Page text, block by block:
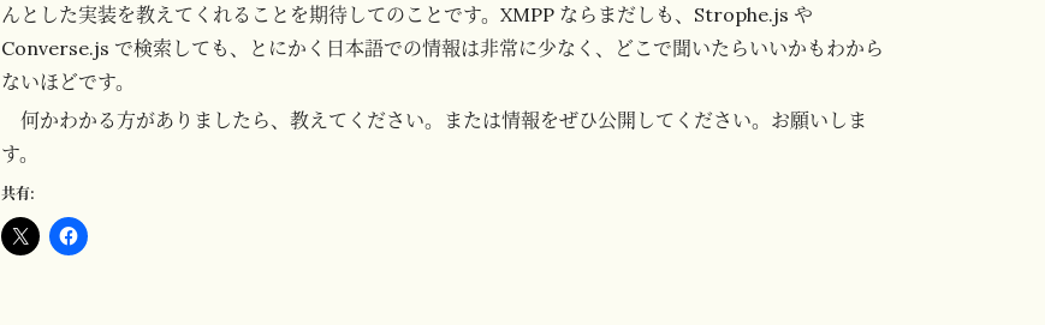
んとした実装を教えてくれることを期待してのことです。XMPP ならまだしも、Strophe.js や
Converse.js で検索しても、とにかく日本語での情報は非常に少なく、どこで聞いたらいいかもわから
ないほどです。
何かわかる方がありましたら、教えてください。または情報をぜひ公開してください。お願いしま
す。
共有: